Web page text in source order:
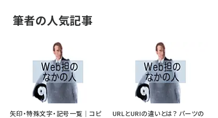
筆者の人気記事
矢印・特殊文字・記号一覧｜コピ
URLとURIの違いとは？ パーツの